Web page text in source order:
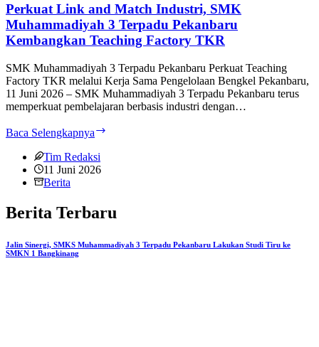
Membangun
Generasi
Profesional,
Adaptif,
Berdaya
Saing
di
Dunia
Perkuat Link and Match Industri, SMK
Muhammadiyah 3 Terpadu Pekanbaru
Kembangkan Teaching Factory TKR
SMK Muhammadiyah 3 Terpadu Pekanbaru Perkuat Teaching
Factory TKR melalui Kerja Sama Pengelolaan Bengkel Pekanbaru,
11 Juni 2026 – SMK Muhammadiyah 3 Terpadu Pekanbaru terus
memperkuat pembelajaran berbasis industri dengan…
Baca Selengkapnya
3
Pekanbaru
Tim Redaksi
11 Juni 2026
Berita
Berita Terbaru
Jalin Sinergi, SMKS Muhammadiyah 3 Terpadu Pekanbaru Lakukan Studi Tiru ke
SMKN 1 Bangkinang